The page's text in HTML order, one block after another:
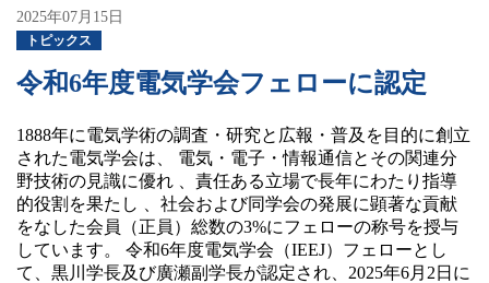
一般・社会人の方
企業の方
卒業生の方
2025年07月15日
トピックス
令和6年度電気学会フェローに認定
1888年に電気学術の調査・研究と広報・普及を目的に創立
された電気学会は、 電気・電子・情報通信とその関連分
野技術の見識に優れ 、責任ある立場で長年にわたり指導
的役割を果たし 、社会および同学会の発展に顕著な貢献
をなした会員（正員）総数の3%にフェローの称号を授与
しています。 令和6年度電気学会（IEEJ）フェローとし
て、黒川学長及び廣瀬副学長が認定され、2025年6月2日に